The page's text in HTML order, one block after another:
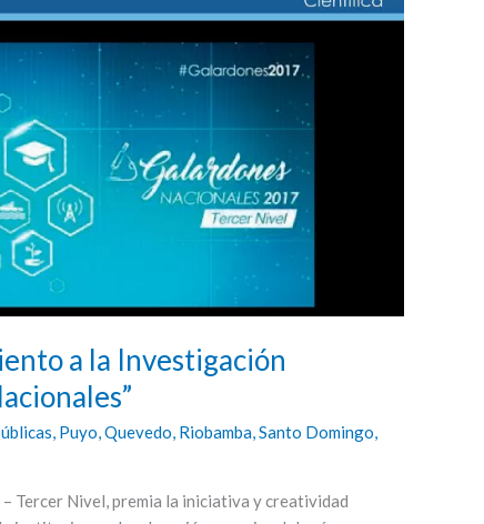
a la Investigación
, Puyo,Quevedo, Riobamba,Santo Domingo,
Tercer Nivel, premia la iniciativa y creatividad